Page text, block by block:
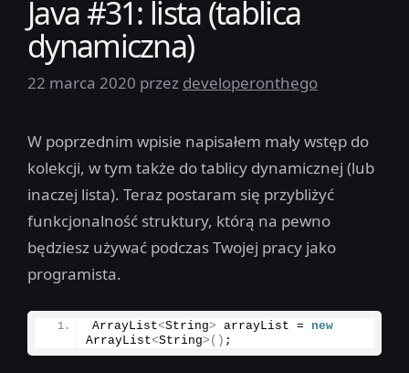
Java #31: lista (tablica
dynamiczna)
22 marca 2020 przez developeronthego
W poprzednim wpisie napisałem mały wstęp do
kolekcji, w tym także do tablicy dynamicznej (lub
inaczej lista). Teraz postaram się przybliżyć
funkcjonalność struktury, którą na pewno
będziesz używać podczas Twojej pracy jako
programista.
ArrayList<String> arrayList = new
ArrayList<String>() ;